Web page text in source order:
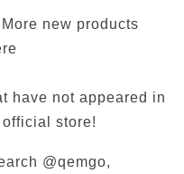
new products
have not appeared in
store!
@qemgo,